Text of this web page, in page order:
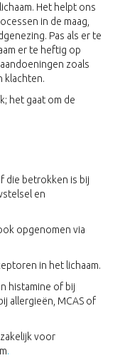
Het helpt ons
in de maag,
Pas als er te
er te heftig op
zoals
klachten.
het gaat om de
die betrokken is bij
en
opgenomen via
in het lichaam.
histamine of bij
allergieën, MCAS of
voor
.